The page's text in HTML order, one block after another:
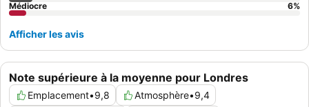
Note supérieure à la moyenne pour Londres
Emplacement•9,8 Atmosphère•9,4
Médiocre
6%
Afficher les avis